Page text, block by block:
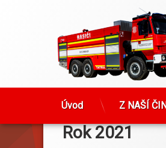
Úvod Z NAŠÍ
Rok 2021